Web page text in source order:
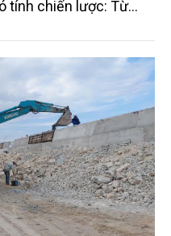
tính chiến lược: Từ
"xây dựng quốc
ấy, ngành Nông
trò đặc biệt quan trọng,
không gian biển,
môi trường, phục hồi
bền vững cho người